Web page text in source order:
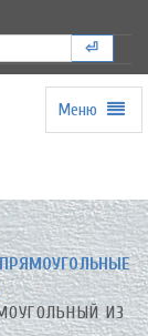
⏎
Меню
ИЗ